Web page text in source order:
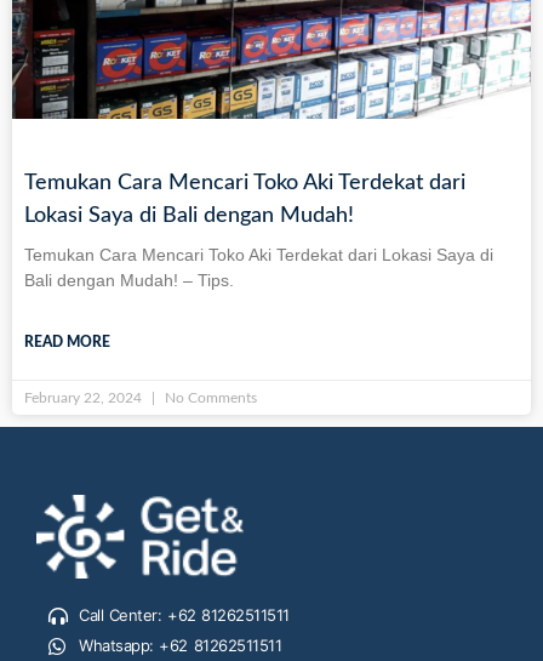
Temukan Cara Mencari Toko Aki Terdekat dari
Lokasi Saya di Bali dengan Mudah!
Temukan Cara Mencari Toko Aki Terdekat dari Lokasi Saya di
Bali dengan Mudah! – Tips.
READ MORE
February 22, 2024 No Comments
Call Center: +62 81262511511
Whatsapp: +62 81262511511